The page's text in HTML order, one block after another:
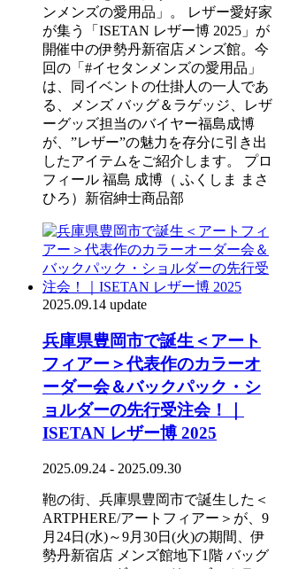
ンメンズの愛用品」。 レザー愛好家
が集う「ISETAN レザー博 2025」が
開催中の伊勢丹新宿店メンズ館。今
回の「#イセタンメンズの愛用品」
は、同イベントの仕掛人の一人であ
る、メンズ バッグ＆ラゲッジ、レザ
ーグッズ担当のバイヤー福島成博
が、”レザー”の魅力を存分に引き出
したアイテムをご紹介します。 プロ
フィール 福島 成博（ ふくしま まさ
ひろ）新宿紳士商品部
2025.09.14 update
兵庫県豊岡市で誕生＜アート
フィアー＞代表作のカラーオ
ーダー会＆バックパック・シ
ョルダーの先行受注会！｜
ISETAN レザー博 2025
2025.09.24 - 2025.09.30
鞄の街、兵庫県豊岡市で誕生した＜
ARTPHERE/アートフィアー＞が、9
月24日(水)～9月30日(火)の期間、伊
勢丹新宿店 メンズ館地下1階 バッグ